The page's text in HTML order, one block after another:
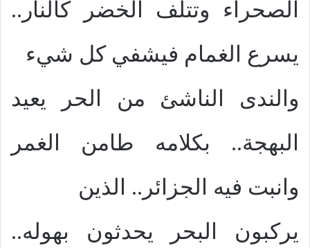
الصحراء وتتلف الخضر كالنار..
يسرع الغمام فيشفي كل شيء
والندى الناشئ من الحر يعيد
البهجة.. بكلامه طامن الغمر
وانبت فيه الجزائر.. الذين
يركبون البحر يحدثون بهوله..